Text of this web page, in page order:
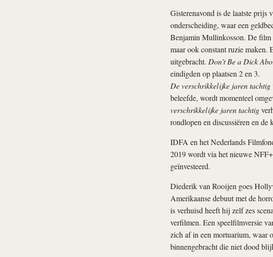
Gisterenavond is de laatste
onderscheiding, waar een
Benjamin Mullinkosson. De film
maar ook constant ruzie maken.
uitgebracht. Don’t Be a Dick
eindigden op plaatsen 2 en 3.
De verschrikkelijke jaren tachtig
beleefde, wordt momenteel
verschrikkelijke jaren tachtig
rondlopen en discussiëren en de
IDFA en het Nederlands
2019 wordt via het nieuwe
geïnvesteerd.
Diederik van Rooijen goes
Amerikaanse debuut met de
is verhuisd heeft hij zelf zes
verfilmen. Een speelfilmversie
zich af in een mortuarium, waar
binnengebracht die niet dood